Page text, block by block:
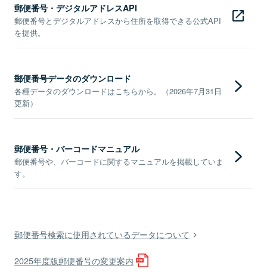
郵便番号・デジタルアドレスAPI
郵便番号とデジタルアドレスから住所を取得できる公式API
を提供。
郵便番号データのダウンロード
各種データのダウンロードはこちらから。（2026年7月31日
更新）
郵便番号・バーコードマニュアル
郵便番号や、バーコードに関するマニュアルを掲載していま
す。
郵便番号検索に使用されているデータについて
2025年度版郵便番号の変更案内